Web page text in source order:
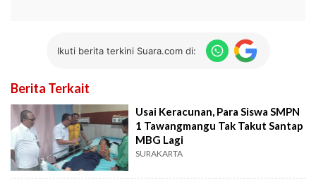
Ikuti berita terkini Suara.com di:
Berita Terkait
Usai Keracunan, Para Siswa SMPN
1 Tawangmangu Tak Takut Santap
MBG Lagi
SURAKARTA